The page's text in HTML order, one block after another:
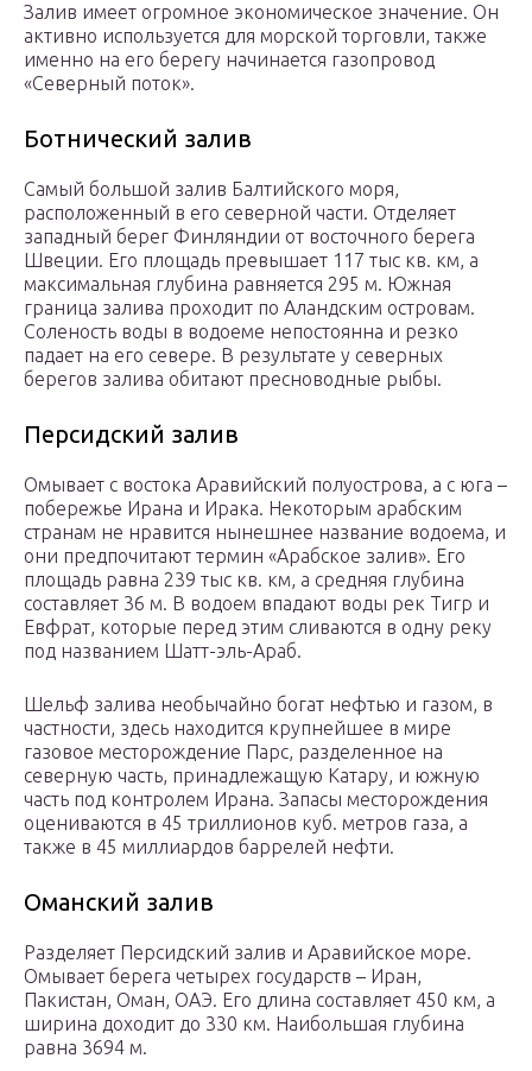
Залив имеет огромное экономическое значение. Он
активно используется для морской торговли, также
именно на его берегу начинается газопровод
«Северный поток».
Ботнический залив
Самый большой залив Балтийского моря,
расположенный в его северной части. Отделяет
западный берег Финляндии от восточного берега
Швеции. Его площадь превышает 117 тыс кв. км, а
максимальная глубина равняется 295 м. Южная
граница залива проходит по Аландским островам.
Соленость воды в водоеме непостоянна и резко
падает на его севере. В результате у северных
берегов залива обитают пресноводные рыбы.
Персидский залив
Омывает с востока Аравийский полуострова, а с юга –
побережье Ирана и Ирака. Некоторым арабским
странам не нравится нынешнее название водоема, и
они предпочитают термин «Арабское залив». Его
площадь равна 239 тыс кв. км, а средняя глубина
составляет 36 м. В водоем впадают воды рек Тигр и
Евфрат, которые перед этим сливаются в одну реку
под названием Шатт-эль-Араб.
Шельф залива необычайно богат нефтью и газом, в
частности, здесь находится крупнейшее в мире
газовое месторождение Парс, разделенное на
северную часть, принадлежащую Катару, и южную
часть под контролем Ирана. Запасы месторождения
оцениваются в 45 триллионов куб. метров газа, а
также в 45 миллиардов баррелей нефти.
Оманский залив
Разделяет Персидский залив и Аравийское море.
Омывает берега четырех государств – Иран,
Пакистан, Оман, ОАЭ. Его длина составляет 450 км, а
ширина доходит до 330 км. Наибольшая глубина
равна 3694 м.